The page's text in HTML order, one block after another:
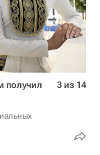
получил
3 из 14